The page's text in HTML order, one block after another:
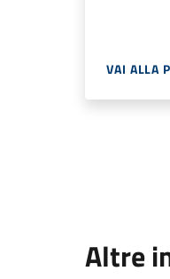
VAI ALLA
Altre